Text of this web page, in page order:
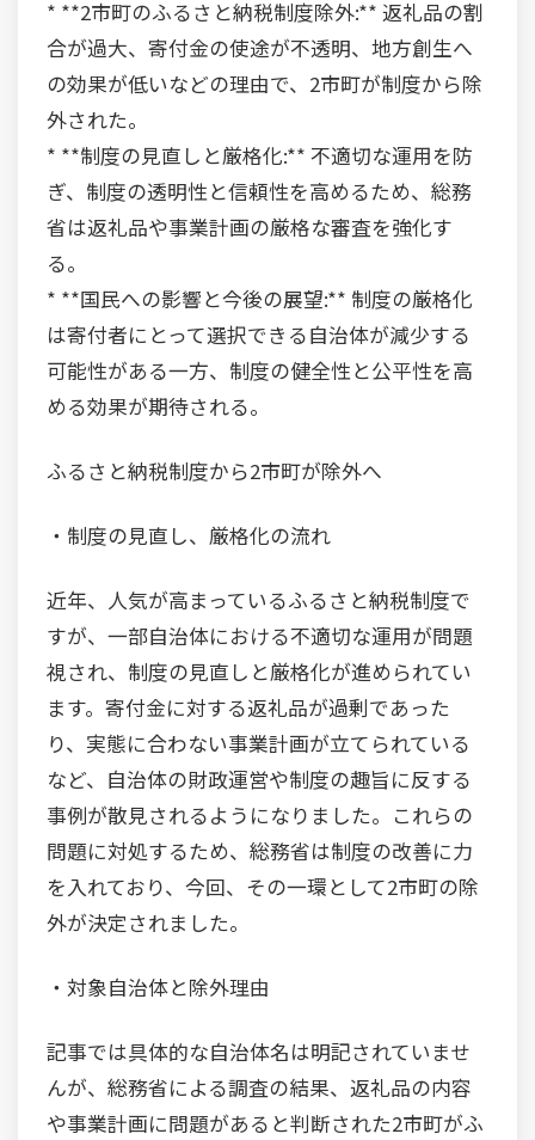
* **2市町のふるさと納税制度除外:** 返礼品の割
合が過大、寄付金の使途が不透明、地方創生へ
の効果が低いなどの理由で、2市町が制度から除
外された。
* **制度の見直しと厳格化:** 不適切な運用を防
ぎ、制度の透明性と信頼性を高めるため、総務
省は返礼品や事業計画の厳格な審査を強化す
る。
* **国民への影響と今後の展望:** 制度の厳格化
は寄付者にとって選択できる自治体が減少する
可能性がある一方、制度の健全性と公平性を高
める効果が期待される。
ふるさと納税制度から2市町が除外へ
・制度の見直し、厳格化の流れ
近年、人気が高まっているふるさと納税制度で
すが、一部自治体における不適切な運用が問題
視され、制度の見直しと厳格化が進められてい
ます。寄付金に対する返礼品が過剰であった
り、実態に合わない事業計画が立てられている
など、自治体の財政運営や制度の趣旨に反する
事例が散見されるようになりました。これらの
問題に対処するため、総務省は制度の改善に力
を入れており、今回、その一環として2市町の除
外が決定されました。
・対象自治体と除外理由
記事では具体的な自治体名は明記されていませ
んが、総務省による調査の結果、返礼品の内容
や事業計画に問題があると判断された2市町がふ